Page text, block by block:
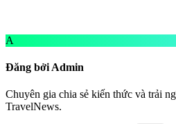
A
Đăng bởi Admin
Chuyên gia chia sẻ kiến thức và trải
TravelNews.